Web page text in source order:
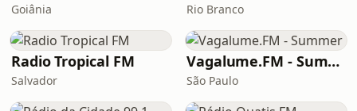
Goiânia Rio Branco
Radio Tropical FM
Salvador
Vagalume.FM - Summer
São Paulo